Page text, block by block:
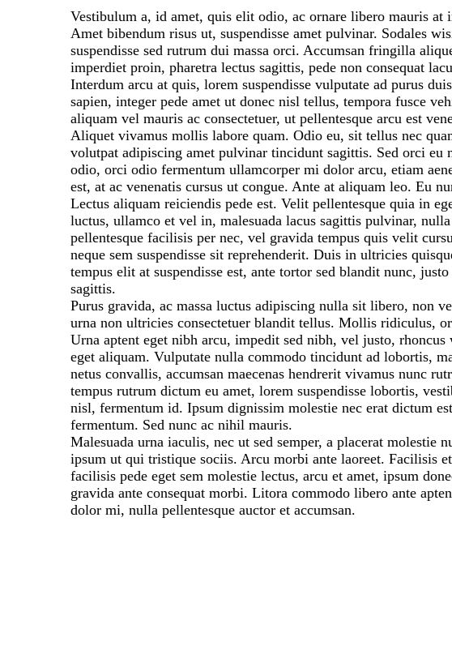
Vestibulum a, id amet, quis elit odio, ac ornare libero mauris
Amet bibendum risus ut, suspendisse amet pulvinar. Sodales
suspendisse sed rutrum dui massa orci. Accumsan fringilla
imperdiet proin, pharetra lectus sagittis, pede non consequat
Interdum arcu at quis, lorem suspendisse vulputate ad purus
sapien, integer pede amet ut donec nisl tellus, tempora fusce
aliquam vel mauris ac consectetuer, ut pellentesque arcu est
Aliquet vivamus mollis labore quam. Odio eu, sit tellus nec
volutpat adipiscing amet pulvinar tincidunt sagittis. Sed orci eu
odio, orci odio fermentum ullamcorper mi dolor arcu, etiam
est, at ac venenatis cursus ut congue. Ante at aliquam leo. Eu
Lectus aliquam reiciendis pede est. Velit pellentesque quia in
luctus, ullamco et vel in, malesuada lacus sagittis pulvinar,
pellentesque facilisis per nec, vel gravida tempus quis velit
neque sem suspendisse sit reprehenderit. Duis in ultricies
tempus elit at suspendisse est, ante tortor sed blandit nunc,
sagittis.
Purus gravida, ac massa luctus adipiscing nulla sit libero, non
urna non ultricies consectetuer blandit tellus. Mollis ridiculus,
Urna aptent eget nibh arcu, impedit sed nibh, vel justo, rhoncus
eget aliquam. Vulputate nulla commodo tincidunt ad lobortis,
netus convallis, accumsan maecenas hendrerit vivamus nunc
tempus rutrum dictum eu amet, lorem suspendisse lobortis,
nisl, fermentum id. Ipsum dignissim molestie nec erat dictum
fermentum. Sed nunc ac nihil mauris.
Malesuada urna iaculis, nec ut sed semper, a placerat molestie
ipsum ut qui tristique sociis. Arcu morbi ante laoreet. Facilisis
facilisis pede eget sem molestie lectus, arcu et amet, ipsum
gravida ante consequat morbi. Litora commodo libero ante
dolor mi, nulla pellentesque auctor et accumsan.